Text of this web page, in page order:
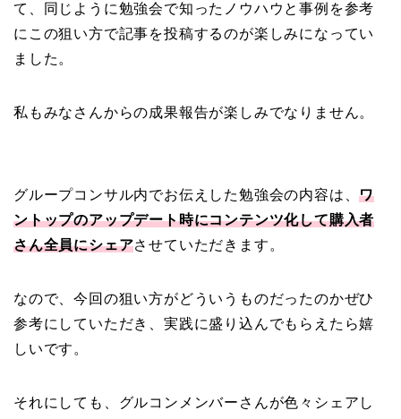
て、同じように勉強会で知ったノウハウと事例を参考
にこの狙い方で記事を投稿するのが楽しみになってい
ました。
私もみなさんからの成果報告が楽しみでなりません。
グループコンサル内でお伝えした勉強会の内容は、ワ
ントップのアップデート時にコンテンツ化して購入者
さん全員にシェアさせていただきます。
なので、今回の狙い方がどういうものだったのかぜひ
参考にしていただき、実践に盛り込んでもらえたら嬉
しいです。
それにしても、グルコンメンバーさんが色々シェアし